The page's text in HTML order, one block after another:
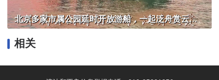
北京多家市属公园延时开放游船，一起泛舟赏云霞！
相关